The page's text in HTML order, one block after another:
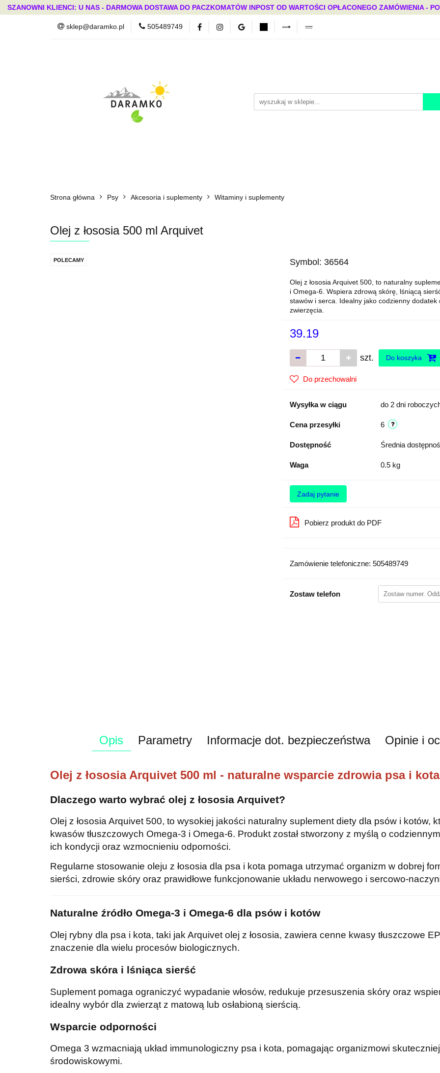
SZANOWNI KLIENCI: U NAS - DARMOWA DOSTAWA DO PACZKOMATÓW INPOST OD WARTOŚCI OPŁACONEGO ZAMÓWIENIA -
sklep@daramko.pl 505489749Nowości Bestsellery Mega okazje
Strona główna Psy Akcesoria i suplementy Witaminy i suplementy
Olej z łososia 500 ml Arquivet
POLECAMY Symbol: 36564
Olej z łososia Arquivet 500, to naturalny
i Omega-6. Wspiera zdrową skórę, lśniącą
stawów i serca. Idealny jako codzienny
zwierzęcia.
39.19
szt. Do koszyka
Do przechowalni
Wysyłka w ciągu do 2 dni
Cena przesyłki 6
Dostępność Średnia
Waga 0.5 kg
Zadaj pytanie
Pobierz produkt do PDF
Zamówienie telefoniczne: 505489749
Zostaw telefon
Opis Parametry Informacje dot. bezpieczeństwa Opinie i
Olej z łososia Arquivet 500 ml - naturalne wsparcie zdrowia psa i kota
Dlaczego warto wybrać olej z łososia Arquivet?
Olej z łososia Arquivet 500, to wysokiej jakości naturalny suplement diety dla psów i kotów,
kwasów tłuszczowych Omega-3 i Omega-6. Produkt został stworzony z myślą o
ich kondycji oraz wzmocnieniu odporności.
Regularne stosowanie oleju z łososia dla psa i kota pomaga utrzymać organizm w dobrej
sierści, zdrowie skóry oraz prawidłowe funkcjonowanie układu nerwowego i sercowo-
Naturalne źródło Omega-3 i Omega-6 dla psów i kotów
Olej rybny dla psa i kota, taki jak Arquivet olej z łososia, zawiera cenne kwasy tłuszczowe
znaczenie dla wielu procesów biologicznych.
Zdrowa skóra i lśniąca sierść
Suplement pomaga ograniczyć wypadanie włosów, redukuje przesuszenia skóry oraz
idealny wybór dla zwierząt z matową lub osłabioną sierścią.
Wsparcie odporności
Omega 3 wzmacniają układ immunologiczny psa i kota, pomagając organizmowi
środowiskowymi.